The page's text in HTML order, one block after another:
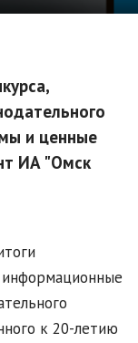
и ценные
ИА "Омск
информационные
к 20-летию